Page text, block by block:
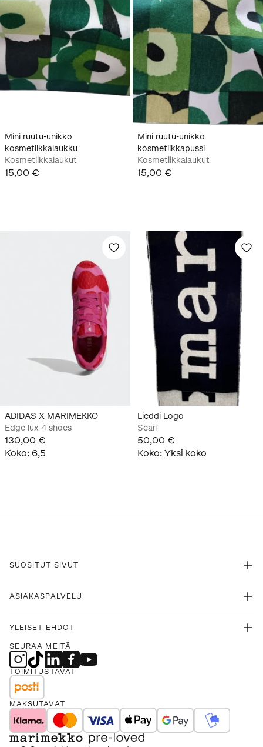
Mini ruutu-unikko
kosmetiikkalaukku
Kosmetiikkalaukut
15,00 €
Mini ruutu-unikko
kosmetiikkapussi
Kosmetiikkalaukut
15,00 €
ADIDAS X MARIMEKKO
Edge lux 4 shoes
130,00 €
Koko: 6,5
Lieddi Logo
Scarf
50,00 €
Koko: Yksi koko
SUOSITUT SIVUT
ASIAKASPALVELU
YLEISET EHDOT
SEURAA MEITÄ
TOIMITUSTAVAT
MAKSUTAVAT